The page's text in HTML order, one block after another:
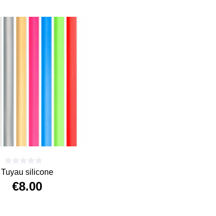
Tuyau silicone
€8.00